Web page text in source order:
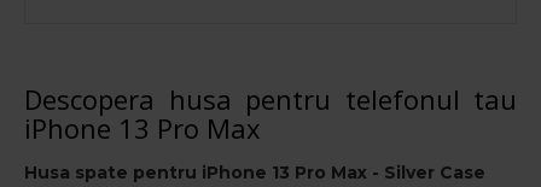
Descopera husa pentru telefonul tau
iPhone 13 Pro Max
Husa spate pentru iPhone 13 Pro Max - Silver Case